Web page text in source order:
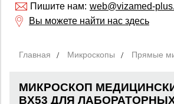
Пишите нам: web@vizamed-
Вы можете найти нас здесь
Главная Микроскопы Прямые
МИКРОСКОП
BX53 ДЛЯ